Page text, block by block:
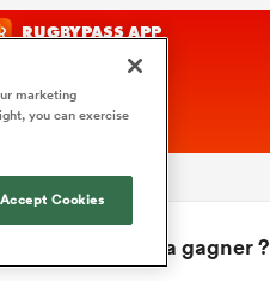
Qui va gagner ?
marketing
you can exercise
Accept Cookies